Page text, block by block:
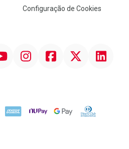
Configuração de Cookies
InstagramFacebookTwitter Linkedin
AMEX NuPay Google PayDiners Club